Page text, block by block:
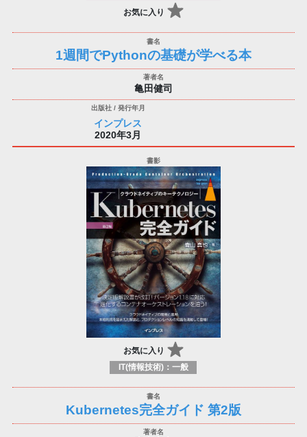
お気に入り
1週間でPythonの基礎が学べる本
亀田健司
インプレス
2020年3月
お気に入り
IT(情報技術)：一般
Kubernetes完全ガイド 第2版